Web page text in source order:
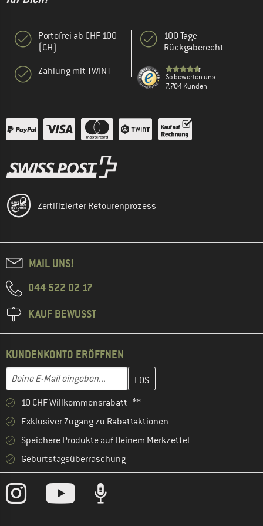
Portofrei ab CHF 100
(CH)
Zahlung mit TWINT
100 Tage
Rückgaberecht
So bewerten uns
7.704 Kunden
Zertifizierter Retourenprozess
MAIL UNS!
044 522 02 17
KAUF BEWUSST
KUNDENKONTO ERÖFFNEN
E-Mail-Adresse
Gib hier deine E-Mail-Adresse ein und erstelle im nächsten
10 CHF Willkommensrabatt **
Exklusiver Zugang zu Rabattaktionen
Speichere Produkte auf Deinem Merkzettel
Geburtstagsüberraschung